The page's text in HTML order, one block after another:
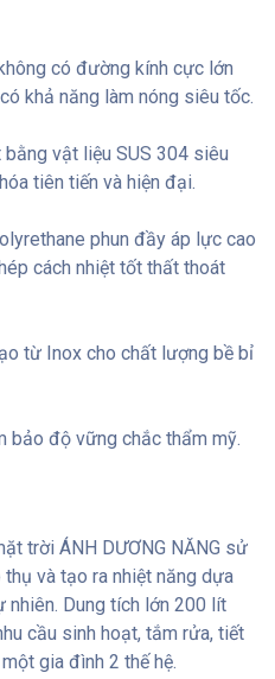
có đường kính cực lớn
khả năng làm nóng siêu tốc.
vật liệu SUS 304 siêu
tiên tiến và hiện đại.
phun đầy áp lực cao
cách nhiệt tốt thất thoát
từ Inox cho chất lượng bề bỉ
bảo độ vững chắc thẩm mỹ.
trời ÁNH DƯƠNG NĂNG sử
và tạo ra nhiệt năng dựa
Dung tích lớn 200 lít
cầu sinh hoạt, tắm rửa, tiết
gia đình 2 thế hệ.